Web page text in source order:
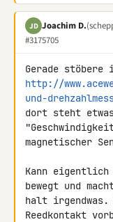
JD Joachim D.
#3175705
http://
und-
dort steht
magnetischer
Kann
bewegt und
halt irgendwas.
Reedkontakt